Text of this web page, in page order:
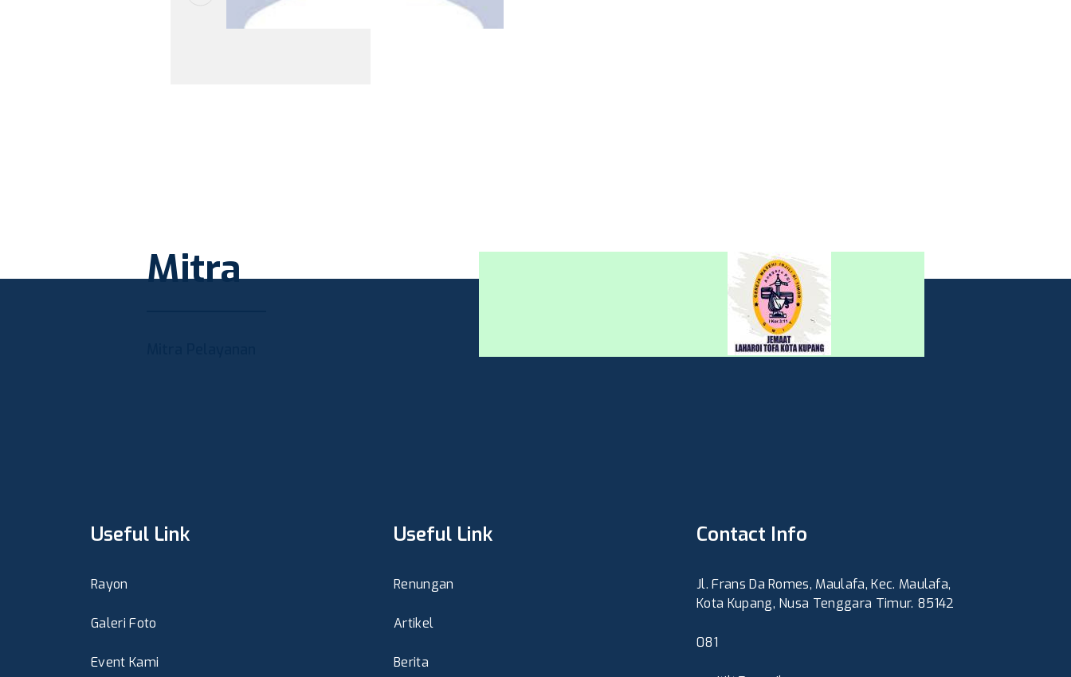
Mitra
Useful Link
Rayon
Galeri Foto
Event Kami
Useful Link
Renungan
Artikel
Berita
Contact Info
Jl. Frans Da Romes, Maulafa, Kec. Maulafa,
Kota Kupang, Nusa Tenggara Timur. 85142
081